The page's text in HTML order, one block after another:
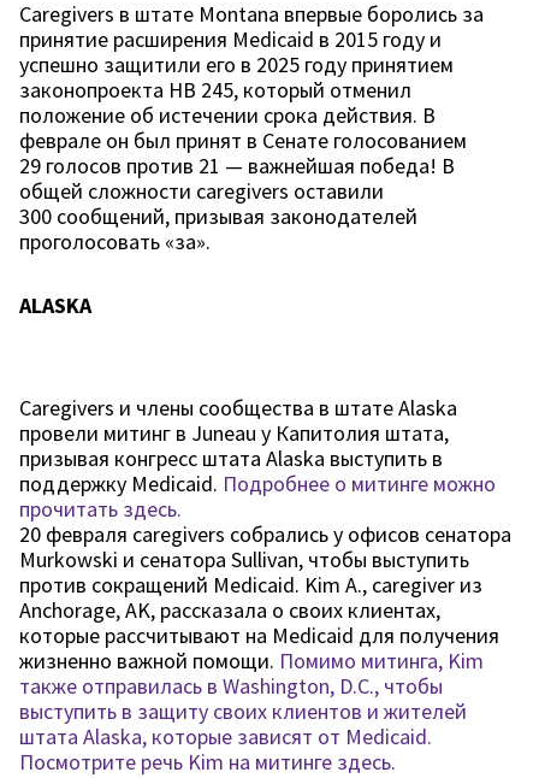
Caregivers в штате Montana впервые боролись за
принятие расширения Medicaid в 2015 году и
успешно защитили его в 2025 году принятием
законопроекта HB 245, который отменил
положение об истечении срока действия. В
феврале он был принят в Сенате голосованием
29 голосов против 21 — важнейшая победа! В
общей сложности caregivers оставили
300 сообщений, призывая законодателей
проголосовать «за».
ALASKA
Caregivers и члены сообщества в штате Alaska
провели митинг в Juneau у Капитолия штата,
призывая конгресс штата Alaska выступить в
поддержку Medicaid. Подробнее о митинге можно
прочитать здесь.
20 февраля caregivers собрались у офисов сенатора
Murkowski и сенатора Sullivan, чтобы выступить
против сокращений Medicaid. Kim A., caregiver из
Anchorage, AK, рассказала о своих клиентах,
которые рассчитывают на Medicaid для получения
жизненно важной помощи. Помимо митинга, Kim
также отправилась в Washington, D.C., чтобы
выступить в защиту своих клиентов и жителей
штата Alaska, которые зависят от Medicaid.
Посмотрите речь Kim на митинге здесь.